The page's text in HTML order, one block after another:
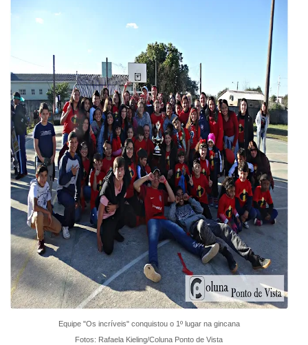
Equipe "Os incríveis" conquistou o 1º lugar na gincana
Fotos: Rafaela Kieling/Coluna Ponto de Vista